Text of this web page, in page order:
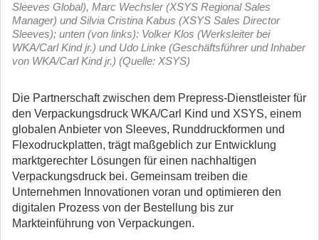
Sleeves Global), Marc Wechsler (XSYS Regional Sales
Manager) und Silvia Cristina Kabus (XSYS Sales Director
Sleeves); unten (von links): Volker Klos (Werksleiter bei
WKA/Carl Kind jr.) und Udo Linke (Geschäftsführer und Inhaber
von WKA/Carl Kind jr.) (Quelle: XSYS)
Die Partnerschaft zwischen dem Prepress-Dienstleister für
den Verpackungsdruck WKA/Carl Kind und XSYS, einem
globalen Anbieter von Sleeves, Runddruckformen und
Flexodruckplatten, trägt maßgeblich zur Entwicklung
marktgerechter Lösungen für einen nachhaltigen
Verpackungsdruck bei. Gemeinsam treiben die
Unternehmen Innovationen voran und optimieren den
digitalen Prozess von der Bestellung bis zur
Markteinführung von Verpackungen.